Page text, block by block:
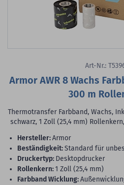
Art-Nr.:
Armor AWR 8 Wachs
300 m
Thermotransfer Farbband, Wachs,
schwarz, 1 Zoll (25,4 mm)
Hersteller:Armor
Beständigkeit:Standard für
Druckertyp: Desktopdrucker
Rollenkern:1 Zoll (25,4 mm)
Farbband Wicklung: